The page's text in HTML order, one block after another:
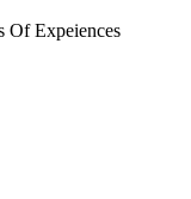
Of Expeiences